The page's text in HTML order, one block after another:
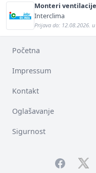
Monteri
Interclima
Prijava do: 12.08.2026.
Početna
Impressum
Kontakt
Oglašavanje
Sigurnost
Facebook